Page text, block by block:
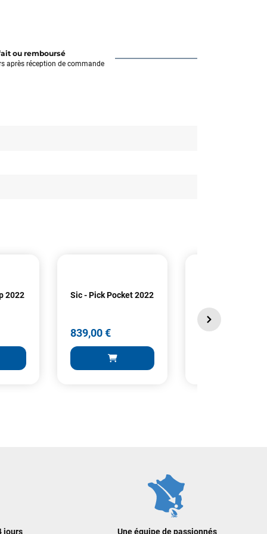
ou remboursé
après réception de commande
2022 Sic - Pick Pocket 2022
839,00 € 944,00 €
jours Une équipe de passionnés